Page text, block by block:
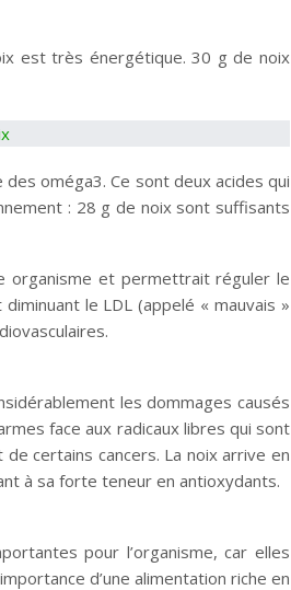
est très énergétique. 30 g de noix
oméga3. Ce sont deux acides qui
: 28 g de noix sont suffisants
organisme et permettrait réguler le
le LDL (appelé « mauvais »
les dommages causés
face aux radicaux libres qui sont
certains cancers. La noix arrive en
à sa forte teneur en antioxydants.
pour l’organisme, car elles
d’une alimentation riche en